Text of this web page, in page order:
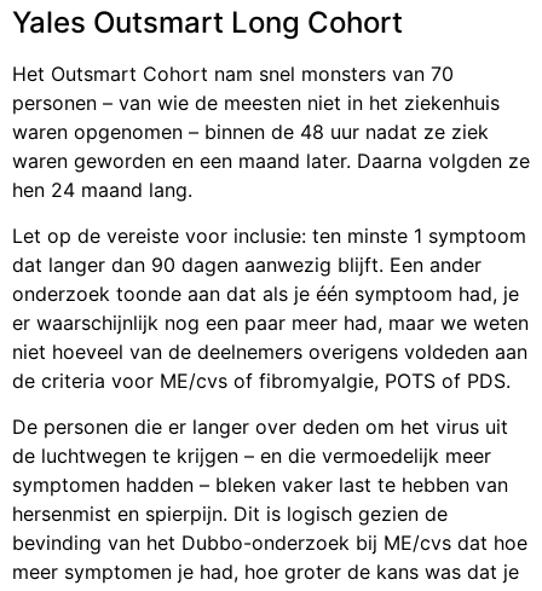
Yales Outsmart Long Cohort
Het Outsmart Cohort nam snel monsters van 70
personen – van wie de meesten niet in het ziekenhuis
waren opgenomen – binnen de 48 uur nadat ze ziek
waren geworden en een maand later. Daarna volgden ze
hen 24 maand lang.
Let op de vereiste voor inclusie: ten minste 1 symptoom
dat langer dan 90 dagen aanwezig blijft. Een ander
onderzoek toonde aan dat als je één symptoom had, je
er waarschijnlijk nog een paar meer had, maar we weten
niet hoeveel van de deelnemers overigens voldeden aan
de criteria voor ME/cvs of fibromyalgie, POTS of PDS.
De personen die er langer over deden om het virus uit
de luchtwegen te krijgen – en die vermoedelijk meer
symptomen hadden – bleken vaker last te hebben van
hersenmist en spierpijn. Dit is logisch gezien de
bevinding van het Dubbo-onderzoek bij ME/cvs dat hoe
meer symptomen je had, hoe groter de kans was dat je